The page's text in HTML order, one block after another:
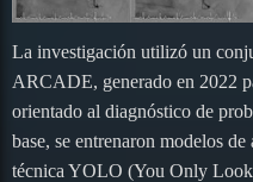
La investigación utilizó un
ARCADE, generado en 2022
orientado al diagnóstico de
base, se entrenaron modelos
técnica YOLO (You Only